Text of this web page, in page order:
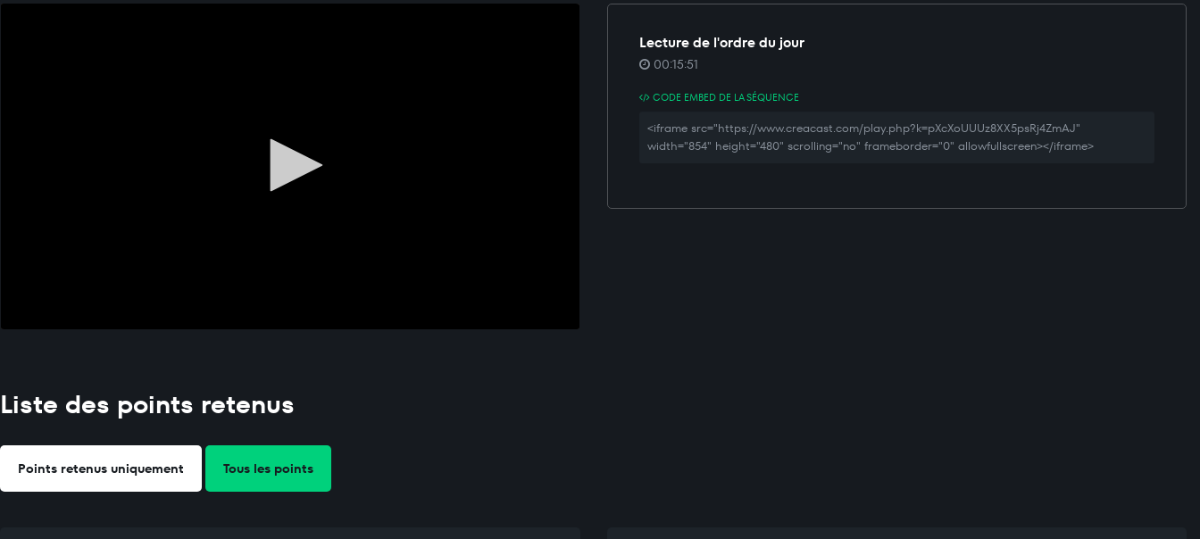
Lecture de l'ordre du jour
00:15:51
CODE EMBED DE LA SÉQUENCE
<iframe src="https://www.creacast.com/play.php?k=pXcXoUUUz8XX5psRj4ZmAJ"
width="854" height="480" scrolling="no" frameborder="0" allowfullscreen></iframe>
Liste des points retenus
Points retenus uniquement Tous les points